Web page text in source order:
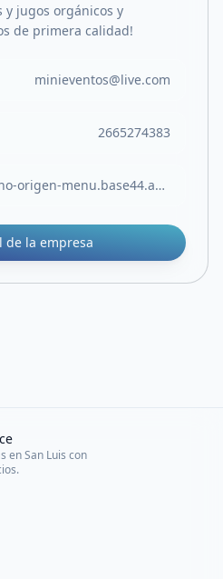
y jugos orgánicos y
de primera calidad!
minieventos@live.com
2665274383
https://sano-origen-menu.base44.app/
de la empresa
en San Luis con